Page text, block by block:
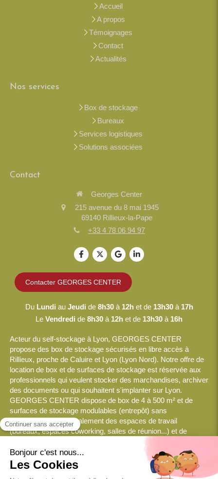
Accueil
A propos
Témoignages
Contact
Actualités
Nos services
Box de stockage
Bureaux
Services logistiques
Solutions associées
Contact
Georges Center
215 avenue du 8 mai 1945
69140 Rillieux-la-Pape
+33 4 78 06 94 97
Contacter GEORGES CENTER
Du Lundi au Jeudi de 8h30à 12het de 13h30à 17h
Le Vendredi de 8h30 à 12h et de 13h30 à 16h
Acteur du self-stockage à Lyon, GEORGES CENTER
propose des box de stockage sécurisés en libre accès à
Rillieux, proche de Caluire et Lyon (Lyon Nord). Notre offre de
location de box et de surfaces de stockage est réservée aux
professionnels qui veulent stocker des marchandises, archiver
des documents ou qui souhaitent s'implanter sur Lyon.
GEORGES CENTER dispose de box de 4 à 500 m² et de
surfaces de stockage modulables (entrepôt) sans
engagement, mais également des espaces de travail
(bureaux, espaces coworking, salles de réunion...) et de
© 2026 GEORGES CENTER